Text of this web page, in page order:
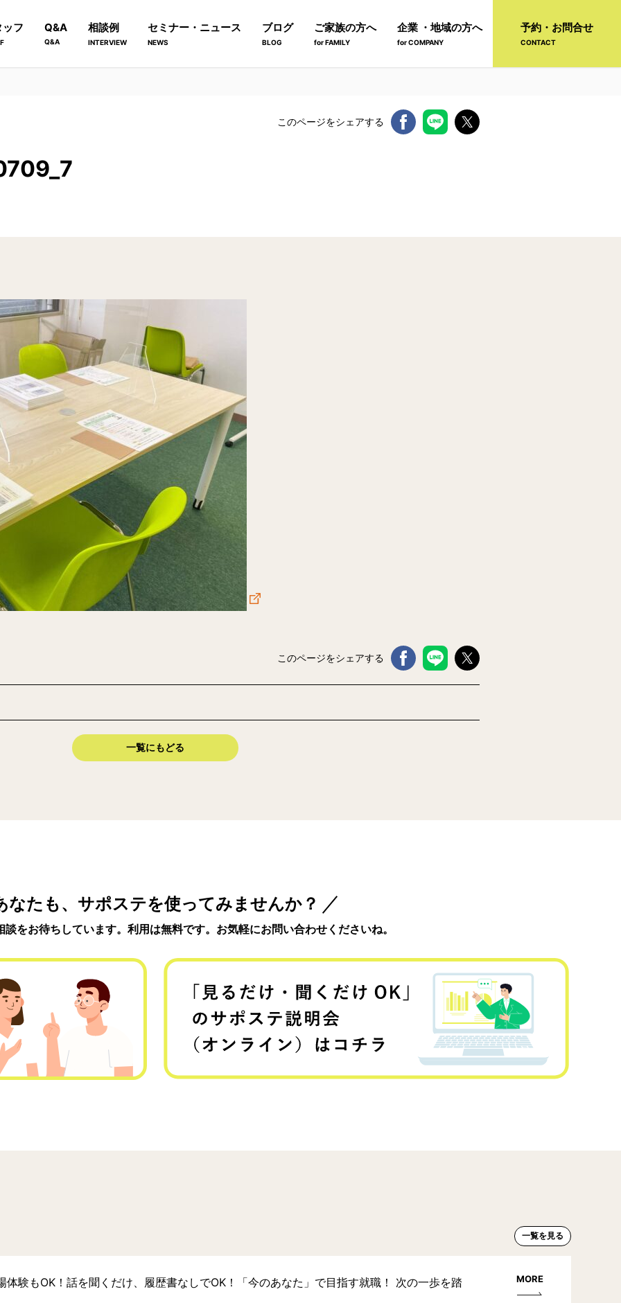
ッフ Q&A
Q&A
相談例
INTERVIEW
セミナー・ニュース
NEWS
ブログ
BLOG
ご家族の方へ
for FAMILY
企業 ・地域の方へ
for COMPANY
予約・お問合せ
CONTACT
このページをシェアする
このページをシェアする
一覧にもどる
なたも、サポステを使ってみませんか？
をお待ちしています。利用は無料です。お気軽にお問い合わせくださいね。
一覧を見る
体験もOK！話を聞くだけ、履歴書なしでOK！「今のあなた」で目指す就職！ 次の一歩を踏
MORE